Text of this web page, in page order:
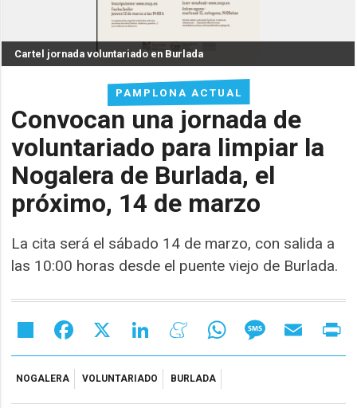
PAMPLONA ACTUAL
Convocan una jornada de
voluntariado para limpiar la
Nogalera de Burlada, el
próximo, 14 de marzo
La cita será el sábado 14 de marzo, con salida a
las 10:00 horas desde el puente viejo de Burlada.
Cartel jornada voluntariado en Burlada
Share Facebook LinkedIn MeneameWhatsAppMessageEmail
NOGALERA VOLUNTARIADO BURLADA